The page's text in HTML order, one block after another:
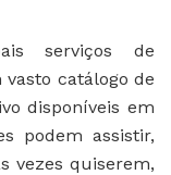
serviços de
catálogo de
disponíveis em
podem assistir,
vezes quiserem,